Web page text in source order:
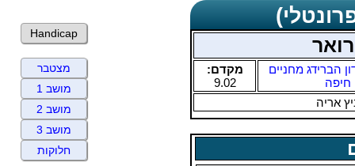
הברידג מחניים
חיפה
מקדם:
9.02
אריה
Handicap
מצטבר
מושב 1
מושב 2
מושב 3
חלוקות